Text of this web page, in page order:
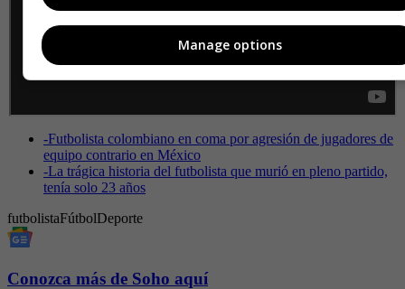
-Futbolista colombiano en coma por agresión de jugadores de
equipo contrario en México
-La trágica historia del futbolista que murió en pleno partido,
tenía solo 23 años
futbolistaFútbolDeporte
Conozca más de Soho aquí
Manage options